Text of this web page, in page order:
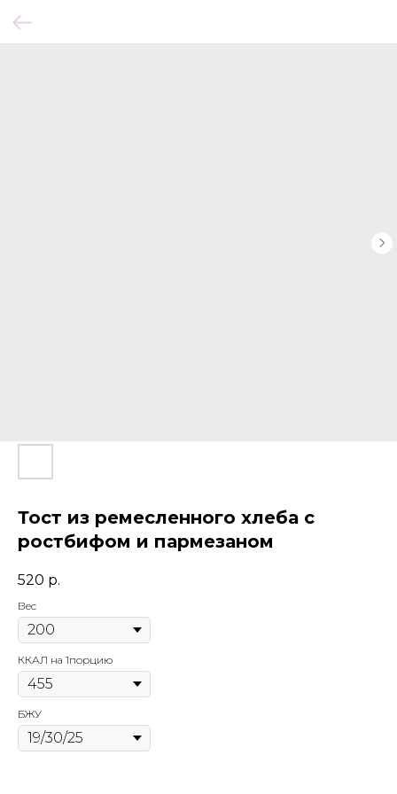
Тост из ремесленного хлеба с
ростбифом и пармезаном
520 р.
Вес
ККАЛ на 1порцию
БЖУ